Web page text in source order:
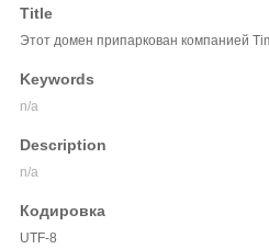
Title
Этот домен припаркован компанией
Keywords
n/a
Description
n/a
Кодировка
UTF-8